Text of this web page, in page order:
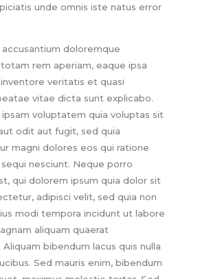
unde omnis iste natus error
doloremque
rem aperiam, eaque ipsa
veritatis et quasi
vitae dicta sunt explicabo.
voluptatem quia voluptas sit
odit aut fugit, sed quia
magni dolores eos qui ratione
nesciunt. Neque porro
qui dolorem ipsum quia dolor sit
adipisci velit, sed quia non
modi tempora incidunt ut labore
aliquam quaerat
bibendum lacus quis nulla
Sed mauris enim, bibendum